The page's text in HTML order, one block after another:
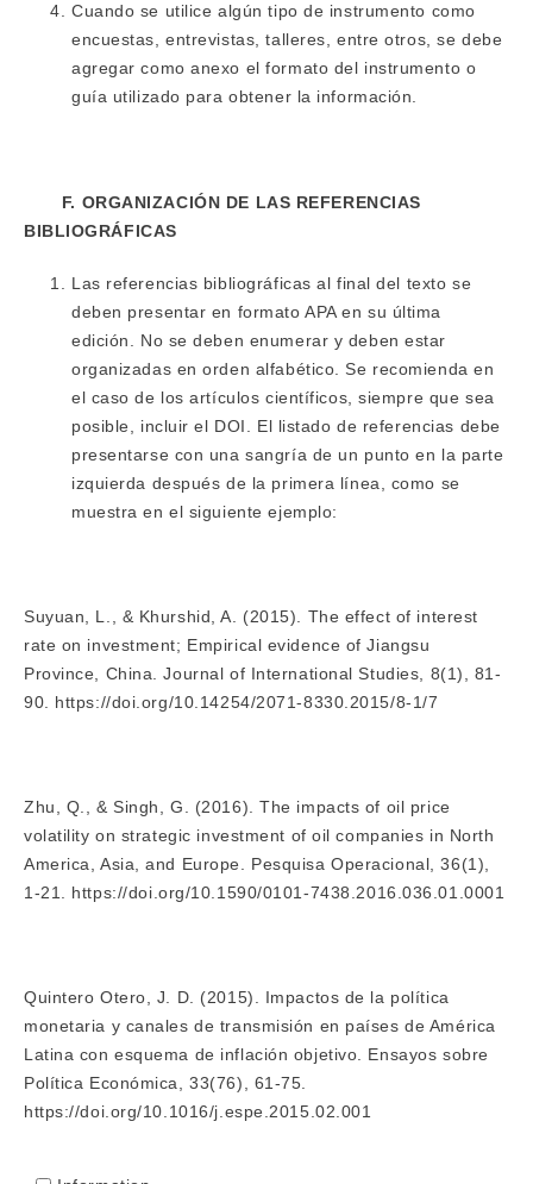
Cuando se utilice algún tipo de instrumento como
encuestas, entrevistas, talleres, entre otros, se debe
agregar como anexo el formato del instrumento o
guía utilizado para obtener la información.
F. ORGANIZACIÓN DE LAS REFERENCIAS
BIBLIOGRÁFICAS
Las referencias bibliográficas al final del texto se
deben presentar en formato APA en su última
edición. No se deben enumerar y deben estar
organizadas en orden alfabético. Se recomienda en
el caso de los artículos científicos, siempre que sea
posible, incluir el DOI. El listado de referencias debe
presentarse con una sangría de un punto en la parte
izquierda después de la primera línea, como se
muestra en el siguiente ejemplo:
Suyuan, L., & Khurshid, A. (2015). The effect of interest
rate on investment; Empirical evidence of Jiangsu
Province, China. Journal of International Studies, 8(1), 81-
90. https://doi.org/10.14254/2071-8330.2015/8-1/7
Zhu, Q., & Singh, G. (2016). The impacts of oil price
volatility on strategic investment of oil companies in North
America, Asia, and Europe. Pesquisa Operacional, 36(1),
1-21. https://doi.org/10.1590/0101-7438.2016.036.01.0001
Quintero Otero, J. D. (2015). Impactos de la política
monetaria y canales de transmisión en países de América
Latina con esquema de inflación objetivo. Ensayos sobre
Política Económica, 33(76), 61-75.
https://doi.org/10.1016/j.espe.2015.02.001